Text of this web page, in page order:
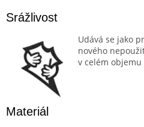
Srážlivost
Udává se jako
nového
v celém
Materiál